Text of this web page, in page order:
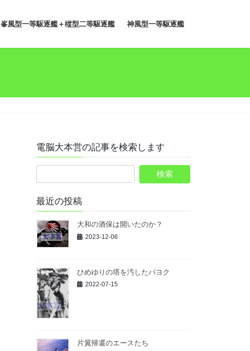
峯風型一等駆逐艦＋樅型二等駆逐艦 神風型一等駆逐艦
電脳大本営の記事を検索します
最近の投稿
大和の酒保は開いたのか？
2023-12-06
ひめゆりの塔を汚したパヨク
2022-07-15
片翼帰還のエースたち